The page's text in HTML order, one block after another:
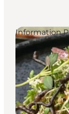
Information